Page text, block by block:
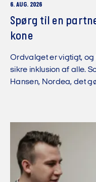
6. AUG. 2026
Spørg til en
kone
Ordvalget er vigtigt,
sikre inklusion af alle.
Hansen, Nordea, det